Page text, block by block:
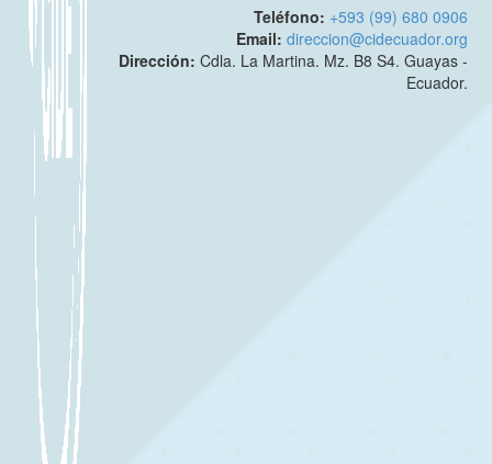
Teléfono: +593 (99) 680 0906
Email:direccion@cidecuador.org
Dirección:Cdla. La Martina. Mz. B8 S4. Guayas -
Ecuador.